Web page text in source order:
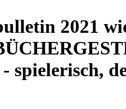
2021
spielerisch,